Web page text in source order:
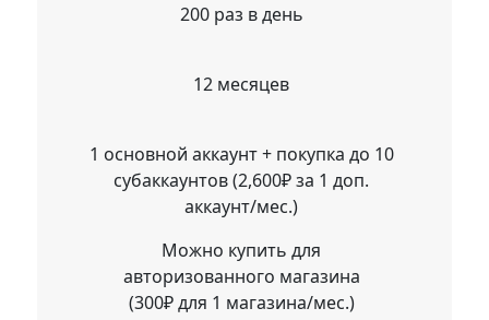
200 раз в день
12 месяцев
1 основной аккаунт + покупка до 10
субаккаунтов (2,600₽ за 1 доп.
аккаунт/мес.)
Можно купить для
авторизованного магазина
(300₽ для 1 магазина/мес.)